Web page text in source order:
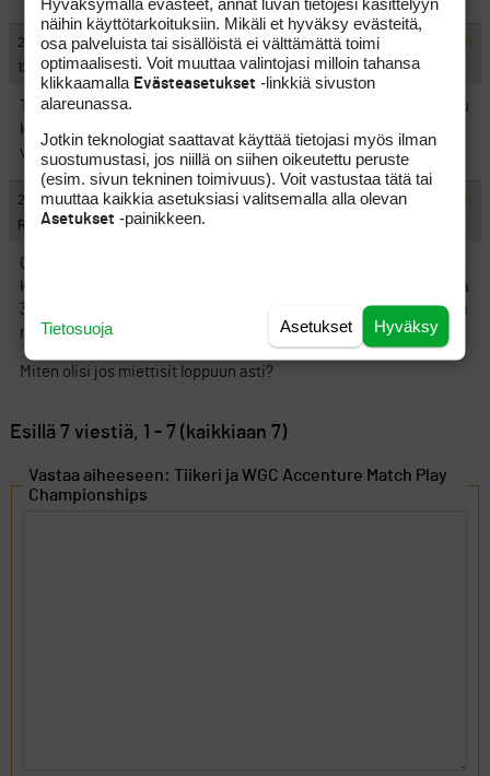
27.2.2009 21:49:00 #397393 VASTAA ILMOITA ASIATON VIESTI
1201
Tikrun tippuminen sinäänsä ihan yksi lysti mulle, paitsi et ois ollu
kiva seurata McIlroyn ja Woodsin kohtaamista tänään. Nyt se ei
vaan onnistu..
28.2.2009 01:53:00 #397394 VASTAA ILMOITA ASIATON VIESTI
Rappaaja
On se reikäpeli hassu laji. GP:n artikkelin mukaan Tiger oli myös
kierrostaan kuusi alle luovutettuaan ottelun. Silti siinä vaiheessa
3 down. Joko ilmoitetut luvut eivät ole oikein tai sitten Tiger teki
monta iigeliä….
Miten olisi jos miettisit loppuun asti?
Esillä 7 viestiä, 1 - 7 (kaikkiaan 7)
Vastaa aiheeseen: Tiikeri ja WGC Accenture Match Play
Championships
näihin käyttötarkoituksiin. Mikäli et hyväksy evästeitä,
osa palveluista tai sisällöistä ei välttämättä toimi
optimaalisesti. Voit muuttaa valintojasi milloin tahansa
klikkaamalla Evästeasetukset -linkkiä sivuston
alareunassa.
Jotkin teknologiat saattavat käyttää tietojasi myös ilman
suostumustasi, jos niillä on siihen oikeutettu peruste
(esim. sivun tekninen toimivuus). Voit vastustaa tätä tai
muuttaa kaikkia asetuksiasi valitsemalla alla olevan
Asetukset -painikkeen.
Hyväksy
Asetukset
Tietosuoja